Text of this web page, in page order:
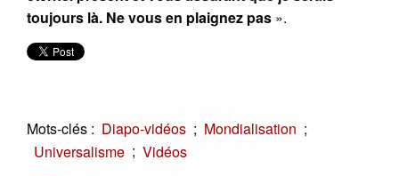
toujours là. Ne vous en plaignez pas ».
Mots-clés : Diapo-vidéos ; Mondialisation ;
Universalisme ; Vidéos